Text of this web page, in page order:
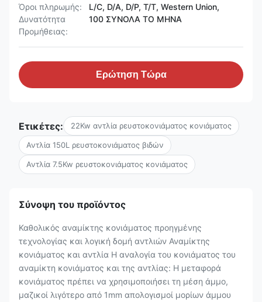
Όροι πληρωμής:
L/C, D/A, D/P, T/T, Western Union,
Δυνατότητα
Προμήθειας:
100 ΣΥΝΟΛΑ ΤΟ ΜΗΝΑ
Ερώτηση Τώρα
Ετικέτες: 22Kw αντλία ρευστοκονιάματος κονιάματος
Αντλία 150L ρευστοκονιάματος βιδών
Αντλία 7.5Kw ρευστοκονιάματος κονιάματος
Σύνοψη του προϊόντος
Καθολικός αναμίκτης κονιάματος προηγμένης
τεχνολογίας και λογική δομή αντλιών Αναμίκτης
κονιάματος και αντλία Η αναλογία του κονιάματος του
αναμίκτη κονιάματος και της αντλίας: Η μεταφορά
κονιάματος πρέπει να χρησιμοποιήσει τη μέση άμμο,
μαζικοί λιγότερο από 1mm απολογισμοί μορίων άμμου